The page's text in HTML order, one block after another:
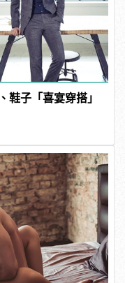
鞋子「喜宴穿搭」